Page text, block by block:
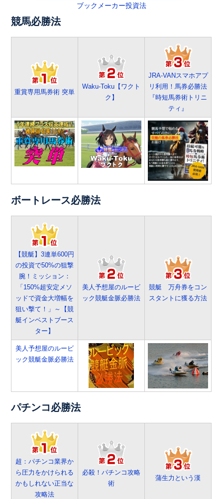
ブックメーカー投資法
競馬必勝法
重賞専用馬券術 突単
Waku-Toku【ワクト
ク】
JRA-VANスマホアプ
リ利用！馬券必勝法
『時短馬券術トリニ
ティ』
ボートレース必勝法
【競艇】3連単600円
の投資で50%の狙撃
腕！ミッション：
「150%超安定メソ
ッドで資金大増幅を
狙い撃て！」～【競
艇インベストブース
ター】
美人予想屋のルービ
ック競艇金脈必勝法
競艇 万舟券をコン
スタントに獲る方法
美人予想屋のルービ
ック競艇金脈必勝法
パチンコ必勝法
超：パチンコ業界か
ら圧力をかけられる
かもしれない正当な
攻略法
必殺！パチンコ攻略
術
蒲生力という漢